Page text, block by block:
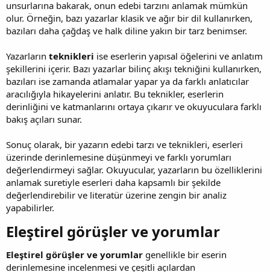
unsurlarına bakarak, onun edebi tarzını anlamak mümkün
olur. Örneğin, bazı yazarlar klasik ve ağır bir dil kullanırken,
bazıları daha çağdaş ve halk diline yakın bir tarz benimser.
Yazarların teknikleri ise eserlerin yapısal öğelerini ve anlatım
şekillerini içerir. Bazı yazarlar bilinç akışı tekniğini kullanırken,
bazıları ise zamanda atlamalar yapar ya da farklı anlatıcılar
aracılığıyla hikayelerini anlatır. Bu teknikler, eserlerin
derinliğini ve katmanlarını ortaya çıkarır ve okuyuculara farklı
bakış açıları sunar.
Sonuç olarak, bir yazarın edebi tarzı ve teknikleri, eserleri
üzerinde derinlemesine düşünmeyi ve farklı yorumları
değerlendirmeyi sağlar. Okuyucular, yazarların bu özelliklerini
anlamak suretiyle eserleri daha kapsamlı bir şekilde
değerlendirebilir ve literatür üzerine zengin bir analiz
yapabilirler.
Eleştirel görüşler ve yorumlar​
Eleştirel görüşler ve yorumlar genellikle bir eserin
derinlemesine incelenmesi ve çeşitli açılardan